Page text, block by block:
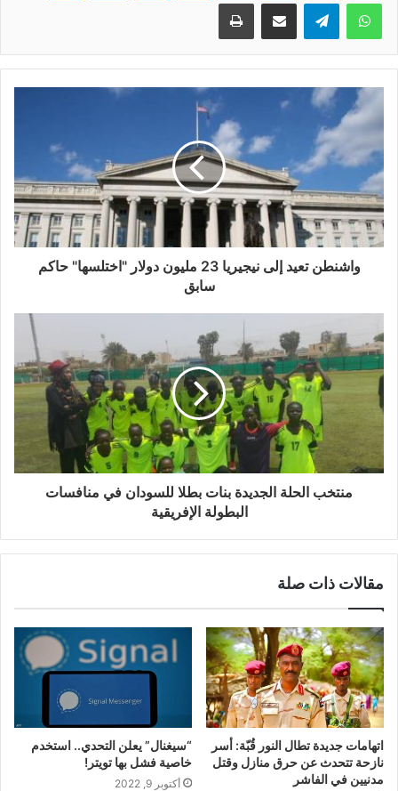
واشنطن تعيد إلى نيجيريا 23 مليون دولار "اختلسها" حاكم
سابق
منتخب الحلة الجديدة بنات بطلا للسودان في منافسات
البطولة الإفريقية
مقالات ذات صلة
اتهامات جديدة تطال النور قُبّة: أسر
نازحة تتحدث عن حرق منازل وقتل
مدنيين في الفاشر
“سيغنال” يعلن التحدي.. استخدم
خاصية فشل بها تويتر!
أكتوبر 9, 2022